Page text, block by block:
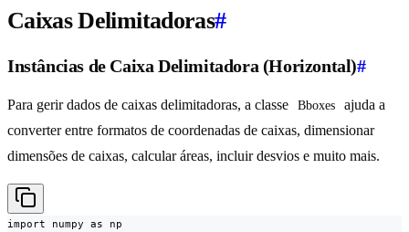
Caixas Delimitadoras#
Instâncias de Caixa Delimitadora (Horizontal)#
Para gerir dados de caixas delimitadoras, a classe Bboxes
ajuda a
converter entre formatos de coordenadas de caixas, dimensionar
dimensões de caixas, calcular áreas, incluir desvios e muito mais.
import numpy as np